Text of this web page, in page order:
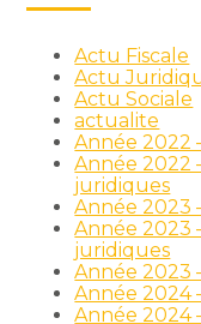
Actu Fiscale
Actu
Actu Sociale
actualite
Année 2022
Année 2022
juridiques
Année 2023
Année 2023
juridiques
Année 2023
Année 2024
Année 2024